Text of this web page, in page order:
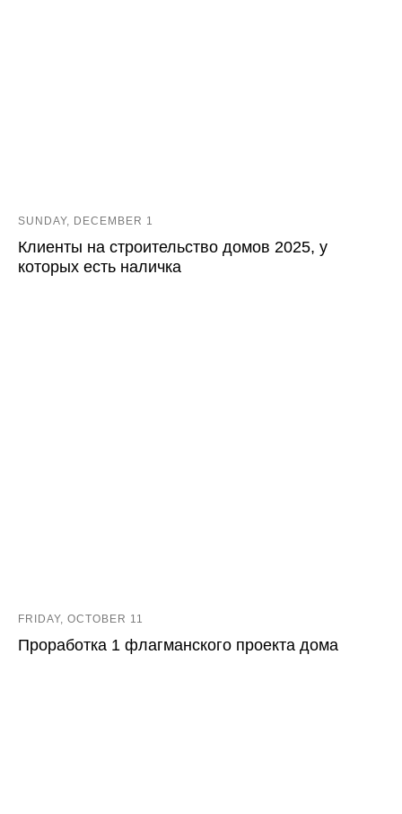
SUNDAY, DECEMBER 1
Клиенты на строительство домов 2025, у
которых есть наличка
FRIDAY, OCTOBER 11
Проработка 1 флагманского проекта дома